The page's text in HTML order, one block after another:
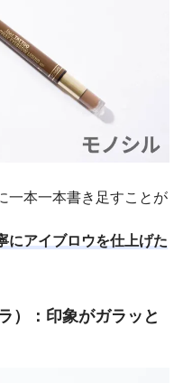
一本一本書き足すことが
にアイブロウを仕上げた
）：印象がガラッと